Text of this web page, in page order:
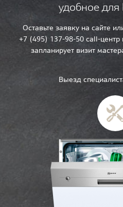
удобное для
Оставьте заявку на сайте
+7 (495) 137-98-50 call-центр
запланирует визит
Выезд